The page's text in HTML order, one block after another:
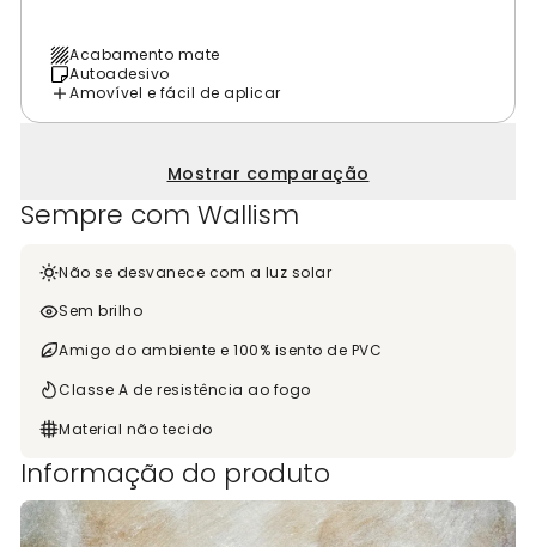
Acabamento mate
Autoadesivo
Amovível e fácil de aplicar
Mostrar comparação
Sempre com Wallism
Não se desvanece com a luz solar
Sem brilho
Amigo do ambiente e 100% isento de PVC
Classe A de resistência ao fogo
Material não tecido
Informação do produto